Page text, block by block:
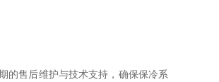
售后维护与技术支持，确保保冷系